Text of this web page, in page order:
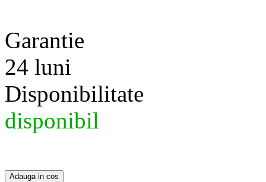
Garantie
24 luni
Disponibilitate
disponibil